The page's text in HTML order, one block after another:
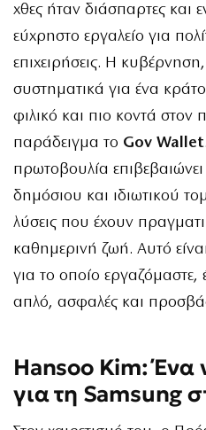
χθες ήταν διάσπαρτες και
εύχρηστο εργαλείο για
επιχειρήσεις. Η
συστηματικά για ένα
φιλικό και πιο κοντά στον
παράδειγμα το Gov Wallet
πρωτοβουλία
δημόσιου και ιδιωτικού
λύσεις που έχουν
καθημερινή ζωή. Αυτό
για το οποίο
απλό, ασφαλές και
Hansoo Kim: Ένα
για τη Samsung